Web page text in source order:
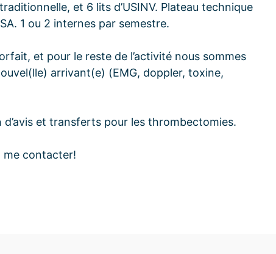
et 6 lits d’USINV. Plateau technique
1 ou 2 internes par semestre.
et pour le reste de l’activité nous sommes
arrivant(e) (EMG, doppler, toxine,
et transferts pour les thrombectomies.
me contacter!